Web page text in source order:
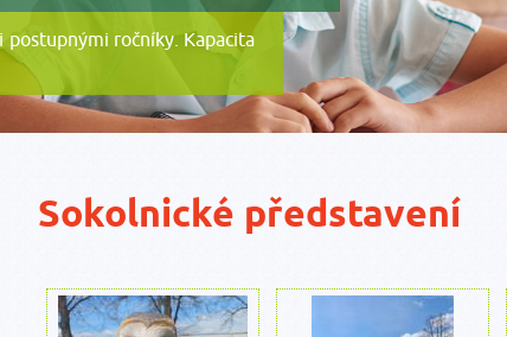
postupnými ročníky. Kapacita
Sokolnické představení